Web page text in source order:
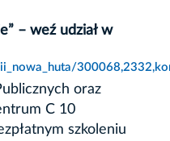
– weź udział w
oraz
C 10
szkoleniu